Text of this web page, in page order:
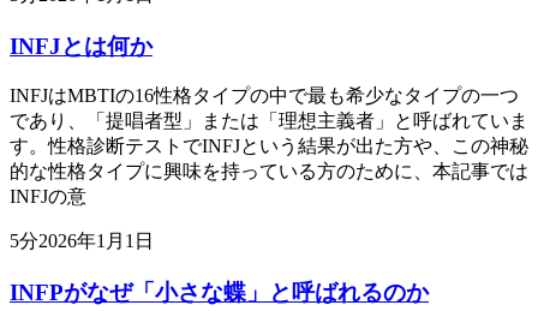
INFJとは何か
INFJはMBTIの16性格タイプの中で最も希少なタイプの一つ
であり、「提唱者型」または「理想主義者」と呼ばれていま
す。性格診断テストでINFJという結果が出た方や、この神秘
的な性格タイプに興味を持っている方のために、本記事では
INFJの意
5分2026年1月1日
INFPがなぜ「小さな蝶」と呼ばれるのか